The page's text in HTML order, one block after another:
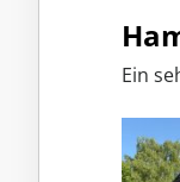
Ein